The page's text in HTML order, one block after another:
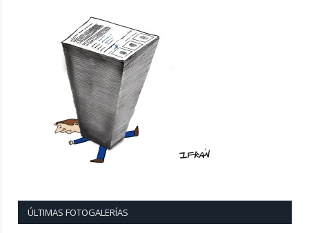
ÚLTIMAS FOTOGALERÍAS